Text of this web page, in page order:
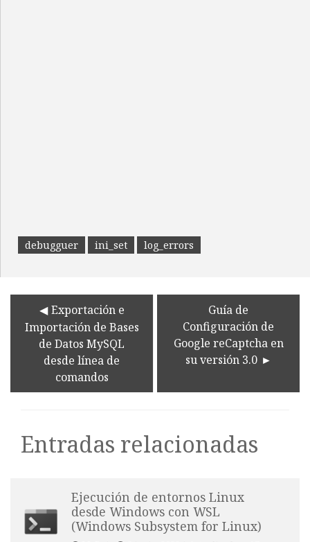
debugguer ini_set log_errors
Exportación e
Importación de Bases
de Datos MySQL
desde línea de
comandos
Guía de
Configuración de
Google reCaptcha en
su versión 3.0
Entradas relacionadas
Ejecución de entornos Linux
desde Windows con WSL
(Windows Subsystem for Linux)